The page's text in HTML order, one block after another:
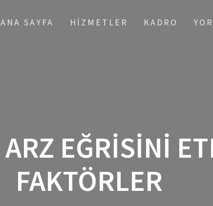
ANA SAYFA HIZMETLER KADRO
ARZ EĞRISINI
FAKTÖRLER